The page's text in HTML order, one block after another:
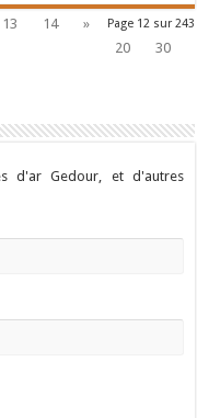
Page 12 sur 243
13 14
»
20
30
d'ar Gedour, et d'autres